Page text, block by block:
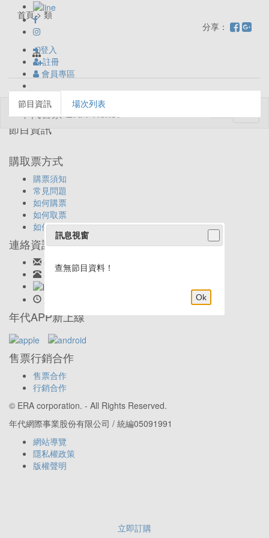
登入
註冊
會員專區
首頁 > 類
分享：
立即訂購
節目資訊 場次列表
節目資訊
購取票方式
購票須知
常見問題
如何購票
如何取票
如何退票
連絡資訊
客服信箱: ticket@eracom.com.tw
客服專線: 02-23419898
年代APP新上線
售票行銷合作
售票合作
行銷合作
© ERA corporation. - All Rights Reserved.
年代網際事業股份有限公司 / 統編05091991
網站導覽
隱私權政策
版權聲明
訊息視窗
查無節目資料！
Ok